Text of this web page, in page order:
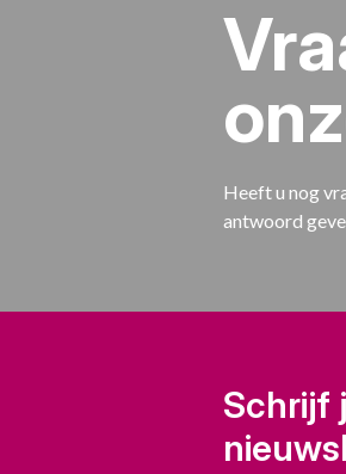
Heeft u nog
antwoord
Schrijf